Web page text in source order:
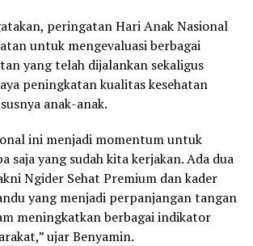
peringatan Hari Anak Nasional
untuk mengevaluasi berbagai
yang telah dijalankan sekaligus
peningkatan kualitas kesehatan
anak-anak.
ini menjadi momentum untuk
saja yang sudah kita kerjakan. Ada dua
Ngider Sehat Premium dan kader
yang menjadi perpanjangan tangan
meningkatkan berbagai indikator
ujar Benyamin.